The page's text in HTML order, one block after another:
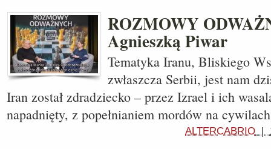
ROZMOWY
Agnieszką Piwar
Tematyka Iranu, Bliskiego
zwłaszcza Serbii, jest nam
Iran został zdradziecko – przez Izrael i ich
napadnięty, z popełnianiem mordów na
ALTERCABRIO |